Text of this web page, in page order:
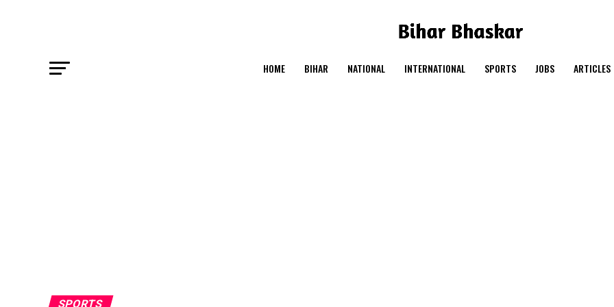
HOME BIHAR NATIONAL INTERNATIONAL SPORTS JOBS ARTICLES
SPORTS